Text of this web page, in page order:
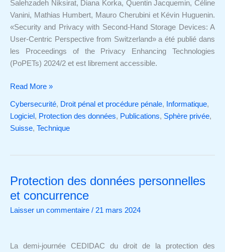
Salehzadeh Niksirat, Diana Korka, Quentin Jacquemin, Céline
Vanini, Mathias Humbert, Mauro Cherubini et Kévin Huguenin.
«Security and Privacy with Second-Hand Storage Devices: A
User-Centric Perspective from Switzerland» a été publié dans
les Proceedings of the Privacy Enhancing Technologies
(PoPETs) 2024/2 et est librement accessible.
seconde
main
Read More »
Cybersecurité, Droit pénal et procédure pénale, Informatique,
Logiciel , Protection des données, Publications, Sphère privée,
Suisse, Technique
Protection des données personnelles
et concurrence
Laisser un commentaire / 21 mars 2024
La demi-journée CEDIDAC du droit de la protection des
Protection
des